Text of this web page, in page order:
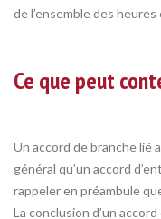
de l’ensemble des
Ce que peut
Un accord de branche lié
général qu’un accord
rappeler en préambule
La conclusion d’un